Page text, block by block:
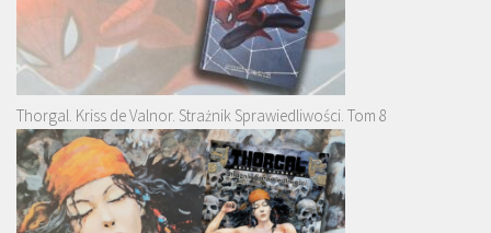
Thorgal. Kriss de Valnor. Strażnik Sprawiedliwości. Tom 8